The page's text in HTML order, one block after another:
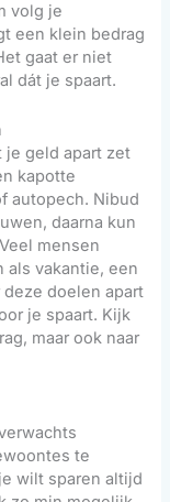
volg je
een klein bedrag
gaat er niet
dát je spaart.
je geld apart zet
kapotte
autopech. Nibud
daarna kun
mensen
als vakantie, een
doelen apart
je spaart. Kijk
maar ook naar
te
wilt sparen altijd